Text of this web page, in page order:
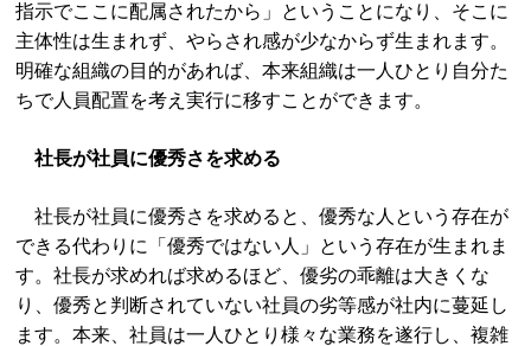
指示でここに配属されたから」ということになり、そこに
主体性は生まれず、やらされ感が少なからず生まれます。
明確な組織の目的があれば、本来組織は一人ひとり自分た
ちで人員配置を考え実行に移すことができます。
社長が社員に優秀さを求める
社長が社員に優秀さを求めると、優秀な人という存在が
できる代わりに「優秀ではない人」という存在が生まれま
す。社長が求めれば求めるほど、優劣の乖離は大きくな
り、優秀と判断されていない社員の劣等感が社内に蔓延し
ます。本来、社員は一人ひとり様々な業務を遂行し、複雑